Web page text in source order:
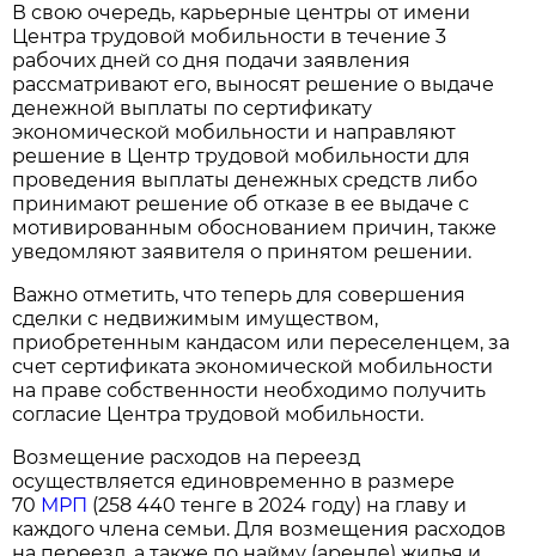
В свою очередь, карьерные центры от имени
Центра трудовой мобильности в течение 3
рабочих дней со дня подачи заявления
рассматривают его, выносят решение о выдаче
денежной выплаты по сертификату
экономической мобильности и направляют
решение в Центр трудовой мобильности для
проведения выплаты денежных средств либо
принимают решение об отказе в ее выдаче с
мотивированным обоснованием причин, также
уведомляют заявителя о принятом решении.
Важно отметить, что теперь для совершения
сделки с недвижимым имуществом,
приобретенным кандасом или переселенцем, за
счет сертификата экономической мобильности
на праве собственности необходимо получить
согласие Центра трудовой мобильности.
Возмещение расходов на переезд
осуществляется единовременно в размере
70 МРП (258 440 тенге в 2024 году) на главу и
каждого члена семьи. Для возмещения расходов